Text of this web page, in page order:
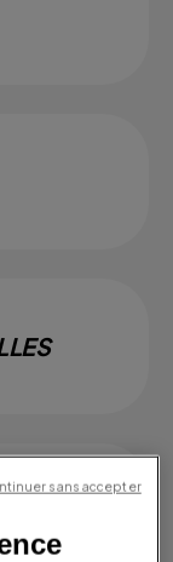
sans accepter